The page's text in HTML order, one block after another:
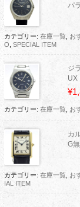
パ
カテゴリー: 在庫一覧, お
O SPECIAL ITEM
ジ
カテゴリー: 在庫一覧, お
カ
G
カテゴリー: 在庫一覧, お
IAL ITEM